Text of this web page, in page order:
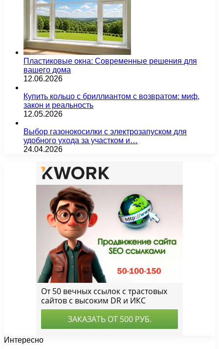
Пластиковые окна: Современные решения для
вашего дома
12.06.2026
Купить кольцо с бриллиантом с возвратом: миф,
закон и реальность
12.05.2026
Выбор газонокосилки с электрозапуском для
удобного ухода за участком и…
24.04.2026
Интересно